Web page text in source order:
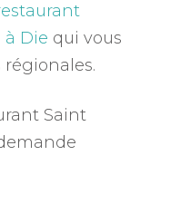
Die qui vous
régionales.
Saint